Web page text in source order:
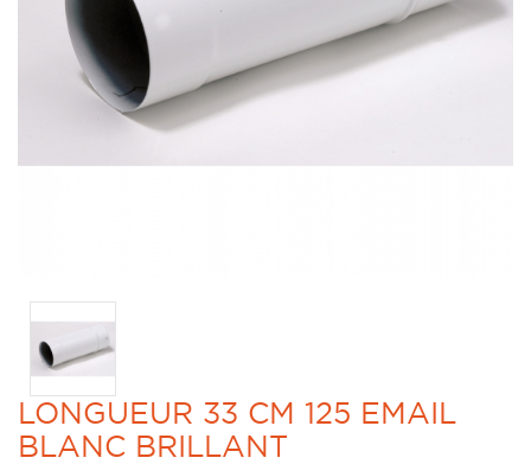
LONGUEUR 33 CM 125 EMAIL
BLANC BRILLANT